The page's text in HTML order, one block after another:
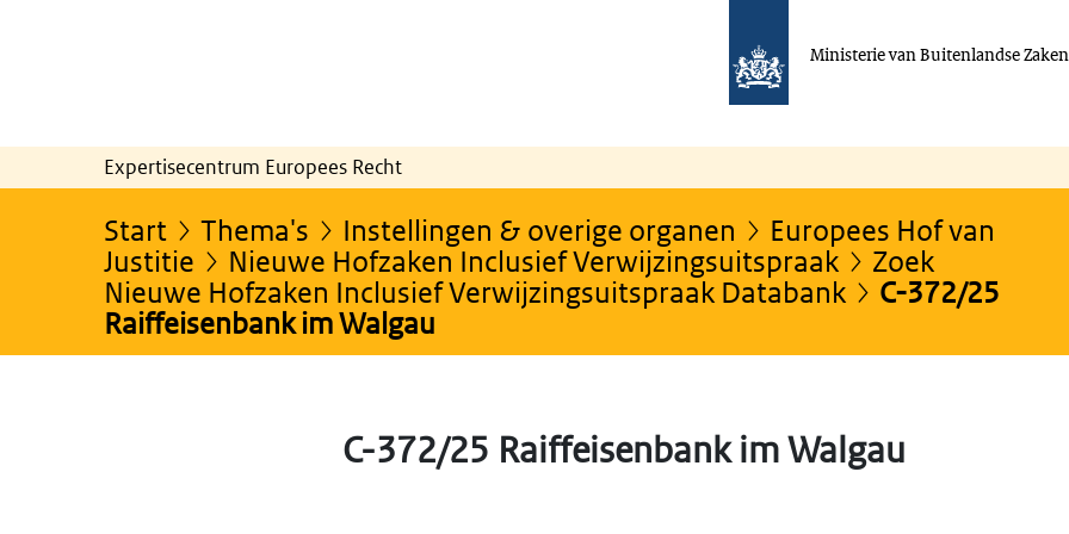
Ministerie van Buitenlandse Zaken
Expertisecentrum Europees Recht
Start Thema's Instellingen & overige organen
Europees Hof van
Justitie
Nieuwe Hofzaken Inclusief Verwijzingsuitspraak
Zoek
Nieuwe Hofzaken Inclusief Verwijzingsuitspraak Databank
C-372/25
Raiffeisenbank im Walgau
C-372/25 Raiffeisenbank im Walgau